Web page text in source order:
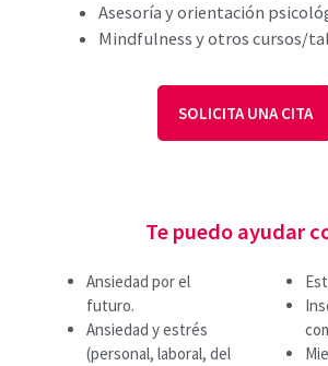
Asesoría y orientación
Mindfulness y otros cursos/
SOLICITA UNA CITA
Te puedo ayudar
Ansiedad por el
futuro.
Ansiedad y estrés
(personal, laboral, del